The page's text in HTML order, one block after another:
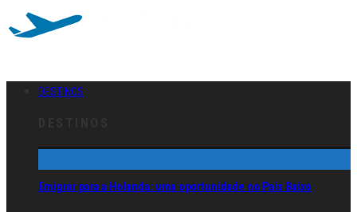
DESTINOS
Emigrar para a Holanda: uma oportunidade no País Baixo